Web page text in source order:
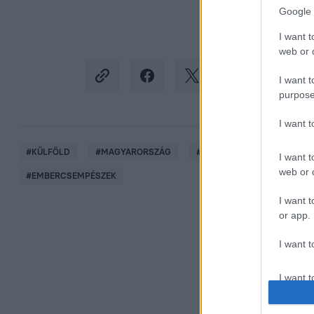
Google
I want
web or
I want
I want
I want
web or
I want
or app.
I want
I want
#KÜLFÖLD #MAGYARORSZÁG #
#EMBERCSEMPÉSZEK